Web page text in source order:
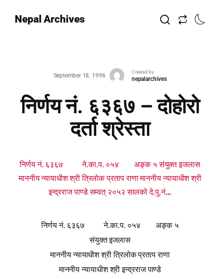
Nepal Archives
September 18, 1996
Created by
nepalarchives
निर्णय नं. ६३६७ – दोहोरो
दर्ता श्रेस्ता
निर्णय नं. ६३६७ ने.का.प. ०५४ अङ्क ५ संयुक्त इजलास
माननीय न्यायाधीश श्री त्रिलोक प्रताप राणा माननीय न्यायाधीश श्री
इन्द्रराज पाण्डे सम्वत् २०५२ सालको दे.पु.नं....
निर्णय नं. ६३६७ ने.का.प. ०५४ अङ्क ५
संयुक्त इजलास
माननीय न्यायाधीश श्री त्रिलोक प्रताप राणा
माननीय न्यायाधीश श्री इन्द्रराज पाण्डे